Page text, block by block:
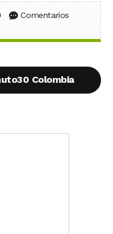
en Facebook
en X (Twitter)
Compartir en WhatsApp
Comentarios
Colombia